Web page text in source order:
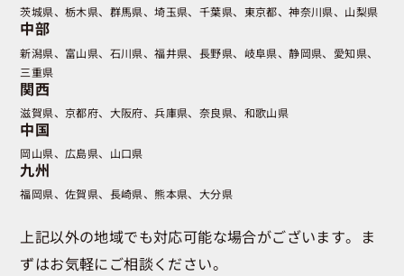
茨城県 栃木県 群馬県 埼玉県 千葉県 東京都 神奈川県 山梨県
中部
新潟県 富山県 石川県 福井県 長野県 岐阜県 静岡県
愛知県
三重県
関西
滋賀県 京都府 大阪府 兵庫県 奈良県 和歌山県
中国
岡山県 広島県 山口県
九州
福岡県 佐賀県 長崎県 熊本県 大分県
上記以外の地域でも対応可能な場合がございます。ま
ずはお気軽にご相談ください。